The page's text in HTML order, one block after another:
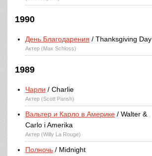
1990
День Благодарения / Thanksgiving Day
Актер (Max Schloss)
1989
Чарли / Charlie
Актер (Scott Parish)
Вальтер и Карло в Америке / Walter &
Carlo i Amerika
Актер (Willy La Rouge)
Полночь / Midnight